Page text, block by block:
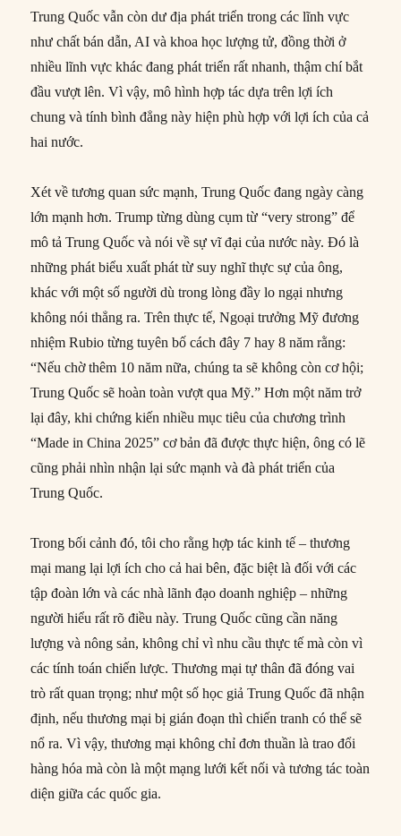
Trung Quốc vẫn còn dư địa phát triển trong các lĩnh vực
như chất bán dẫn, AI và khoa học lượng tử, đồng thời ở
nhiều lĩnh vực khác đang phát triển rất nhanh, thậm chí bắt
đầu vượt lên. Vì vậy, mô hình hợp tác dựa trên lợi ích
chung và tính bình đẳng này hiện phù hợp với lợi ích của cả
hai nước.
Xét về tương quan sức mạnh, Trung Quốc đang ngày càng
lớn mạnh hơn. Trump từng dùng cụm từ “very strong” để
mô tả Trung Quốc và nói về sự vĩ đại của nước này. Đó là
những phát biểu xuất phát từ suy nghĩ thực sự của ông,
khác với một số người dù trong lòng đầy lo ngại nhưng
không nói thẳng ra. Trên thực tế, Ngoại trưởng Mỹ đương
nhiệm Rubio từng tuyên bố cách đây 7 hay 8 năm rằng:
“Nếu chờ thêm 10 năm nữa, chúng ta sẽ không còn cơ hội;
Trung Quốc sẽ hoàn toàn vượt qua Mỹ.” Hơn một năm trở
lại đây, khi chứng kiến nhiều mục tiêu của chương trình
“Made in China 2025” cơ bản đã được thực hiện, ông có lẽ
cũng phải nhìn nhận lại sức mạnh và đà phát triển của
Trung Quốc.
Trong bối cảnh đó, tôi cho rằng hợp tác kinh tế – thương
mại mang lại lợi ích cho cả hai bên, đặc biệt là đối với các
tập đoàn lớn và các nhà lãnh đạo doanh nghiệp – những
người hiểu rất rõ điều này. Trung Quốc cũng cần năng
lượng và nông sản, không chỉ vì nhu cầu thực tế mà còn vì
các tính toán chiến lược. Thương mại tự thân đã đóng vai
trò rất quan trọng; như một số học giả Trung Quốc đã nhận
định, nếu thương mại bị gián đoạn thì chiến tranh có thể sẽ
nổ ra. Vì vậy, thương mại không chỉ đơn thuần là trao đổi
hàng hóa mà còn là một mạng lưới kết nối và tương tác toàn
diện giữa các quốc gia.